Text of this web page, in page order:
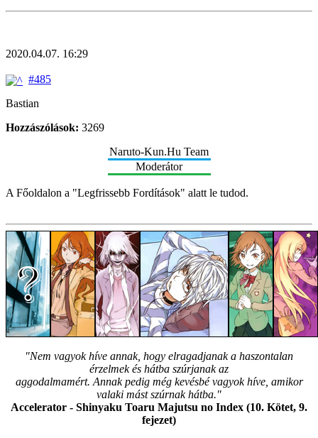
2020.04.07. 16:29
#485
Bastian
Hozzászólások: 3269
Naruto-Kun.Hu Team
Moderátor
A Főoldalon a "Legfrissebb Fordítások" alatt le tudod.
"Nem vagyok híve annak, hogy elragadjanak a haszontalan
érzelmek és hátba szúrjanak az
aggodalmamért. Annak pedig még kevésbé vagyok híve, amikor
valaki mást szúrnak hátba."
Accelerator - Shinyaku Toaru Majutsu no Index (10. Kötet, 9.
fejezet)